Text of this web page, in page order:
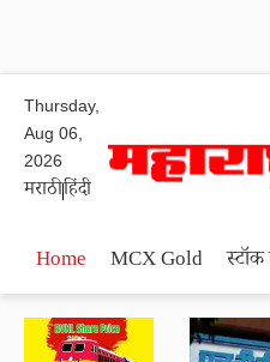
Thursday,
Aug 06,
2026
मराठीहिंदी
Home MCX Gold स्टॉक